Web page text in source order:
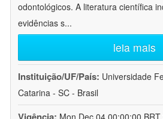
odontológicos. A literatura científica
evidências s...
leia mais
Instituição/UF/País: Universidade
Catarina - SC - Brasil